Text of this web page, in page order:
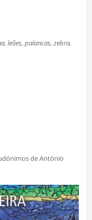
leões, palancas, zebra,
de António